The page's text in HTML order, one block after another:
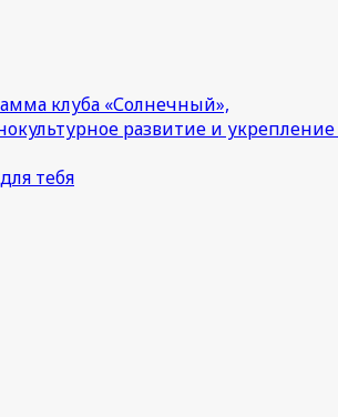
клуба «Солнечный»,
развитие и
тебя